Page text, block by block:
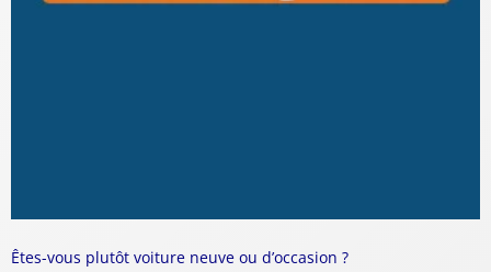
Êtes-vous plutôt voiture neuve ou d’occasion ?